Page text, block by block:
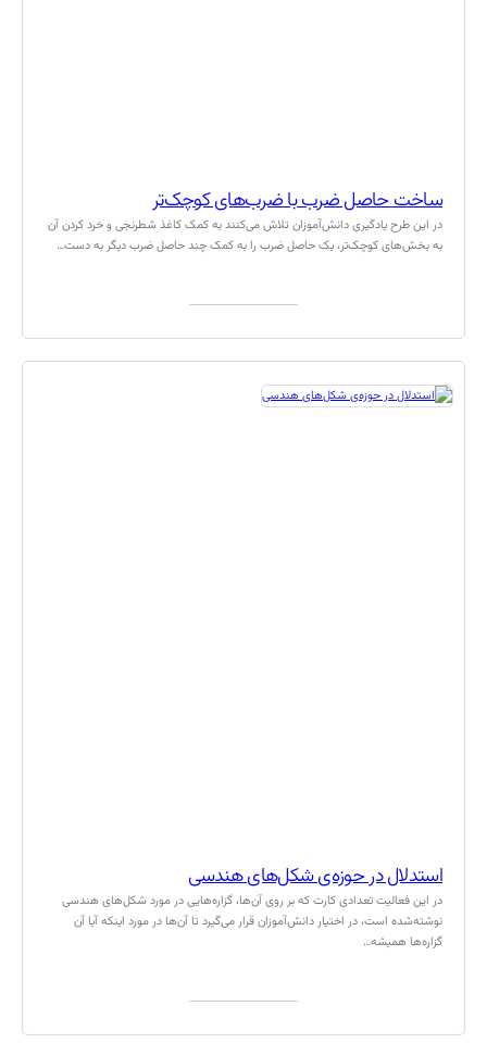
ساخت حاصل ضرب با ضرب‌های کوچک‌تر
در این طرح یادگیری دانش‌آموزان تلاش می‌کنند به کمک کاغذ شطرنجی و خرد کردن آن
به بخش‌های کوچک‌تر، یک حاصل ضرب را به کمک چند حاصل ضرب دیگر به دست…
استدلال در حوزه‌ی شکل‌های هندسی
در این فعالیت تعدادی کارت که بر روی آن‌ها، گزاره‌هایی در مورد شکل‌های هندسی
نوشته‌شده است، در اختیار دانش‌آموزان قرار می‌گیرد تا آن‌ها در مورد اینکه آیا آن
گزاره‌ها همیشه…